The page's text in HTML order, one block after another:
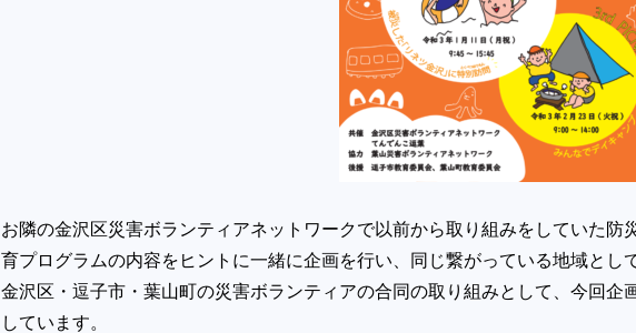
お隣の金沢区災害ボランティアネットワークで以前から取り組みをしていた防
育プログラムの内容をヒントに一緒に企画を行い、同じ繋がっている地域として
金沢区・逗子市・葉山町の災害ボランティアの合同の取り組みとして、今回企
しています。